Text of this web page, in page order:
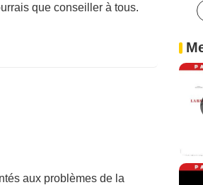
que conseiller à tous.
aux problèmes de la